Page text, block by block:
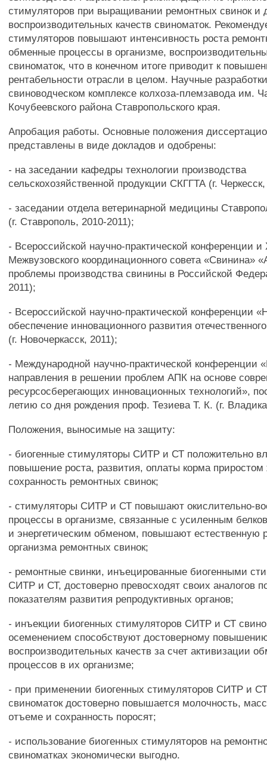
стимуляторов при выращивании ремонтных свинок и
воспроизводительных качеств свиноматок.
стимуляторов повышают интенсивность роста
обменные процессы в организме,
свиноматок, что в конечном итоге приводит к
рентабельности отрасли в целом. Научные
свиноводческом комплексе колхоза-племзавода им.
Кочубеевского района Ставропольского края.
Апробация работы. Основные положения
представлены в виде докладов и одобрены:
- на заседании кафедры технологии производства
сельскохозяйственной продукции СКГГТА (г.
- заседании отдела ветеринарной медицины
(г. Ставрополь, 2010-2011);
- Всероссийской научно-практической конференции и
Межвузовского координационного совета «Свинина»
проблемы производства свинины в Российской
2011);
- Всероссийской научно-практической конференции
обеспечение инновационного развития
(г. Новочеркасск, 2011);
- Международной научно-практической конференции
направления в решении проблем АПК на основе
ресурсосберегающих инновационных технологий»,
летию со дня рождения проф. Тезиева Т. К. (г.
Положения, выносимые на защиту:
- биогенные стимуляторы СИТР и СТ положительно
повышение роста, развития, оплаты корма
сохранность ремонтных свинок;
- стимуляторы СИТР и СТ повышают окислительно-
процессы в организме, связанные с усиленным
и энергетическим обменом, повышают естественную
организма ремонтных свинок;
- ремонтные свинки, инъецированные биогенными
СИТР и СТ, достоверно превосходят своих аналогов
показателям развития репродуктивных органов;
- инъекции биогенных стимуляторов СИТР и СТ
осеменением способствуют достоверному
воспроизводительных качеств за счет активизации
процессов в их организме;
- при применении биогенных стимуляторов СИТР и
свиноматок достоверно повышается молочность,
отъеме и сохранность поросят;
- использование биогенных стимуляторов на
свиноматках экономически выгодно.